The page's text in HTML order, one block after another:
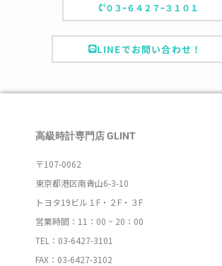
０３ｰ６４２７ｰ３１０１
LINEでお問い合わせ！
高級時計専門店 GLINT
〒107-0062
東京都港区南青山6-3-10
トヨタ19ビル１F・２F・３F
営業時間：11：00 ~ 20：00
TEL：03-6427-3101
FAX：03-6427-3102